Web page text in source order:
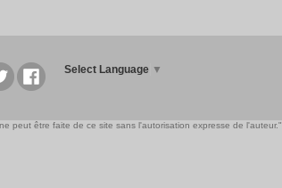
Select Language ▼
peut être faite de ce site sans l'autorisation expresse de l'auteur."